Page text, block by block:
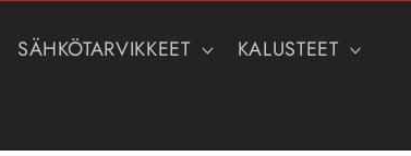
SÄHKÖTARVIKKEET
KALUSTEET